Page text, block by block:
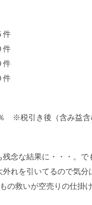
件
件
件
件
※税引き後（含み益含
残念な結果に・・・。
外れを引いてるので気
の救いが空売りの仕掛